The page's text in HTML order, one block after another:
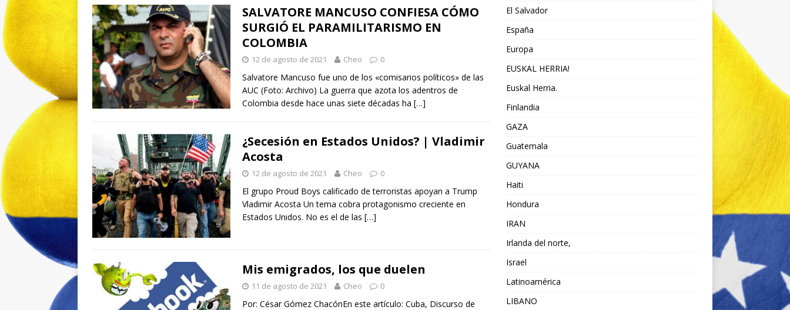
SALVATORE MANCUSO CONFIESA CÓMO
SURGIÓ EL PARAMILITARISMO EN
COLOMBIA
12 de agosto de 2021 Cheo 0
Salvatore Mancuso fue uno de los «comisarios políticos» de las
AUC (Foto: Archivo) La guerra que azota los adentros de
Colombia desde hace unas siete décadas ha […]
¿Secesión en Estados Unidos? | Vladimir
Acosta
12 de agosto de 2021 Cheo 0
El grupo Proud Boys calificado de terroristas apoyan a Trump
Vladimir Acosta Un tema cobra protagonismo creciente en
Estados Unidos. No es el de las […]
Mis emigrados, los que duelen
11 de agosto de 2021 Cheo 0
Por: César Gómez ChacónEn este artículo: Cuba, Discurso de
El Salvador
España
Europa
EUSKAL HERRIA!
Euskal Herria.
Finlandia
GAZA
Guatemala
GUYANA
Haiti
Hondura
IRAN
Irlanda del norte,
Israel
Latinoamérica
LIBANO